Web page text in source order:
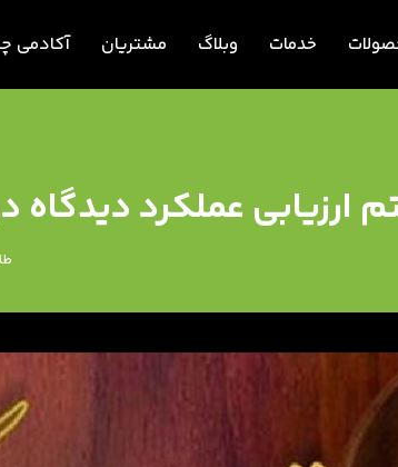
خدمات وبلاگ مشتریان آکادمی
ارزیابی عملکرد